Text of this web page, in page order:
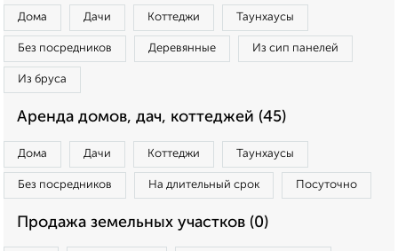
Дома Дачи Коттеджи Таунхаусы
Без посредников Деревянные Из сип панелей
Из бруса
Аренда домов, дач, коттеджей (45)
Дома Дачи Коттеджи Таунхаусы
Без посредников На длительный срок Посуточно
Продажа земельных участков (0)